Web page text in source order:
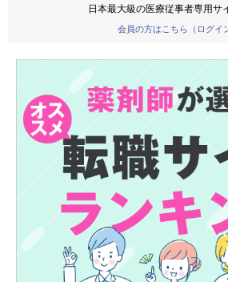
日本最大級の医療従事者専用サ
会員の方はこちら（ログイ